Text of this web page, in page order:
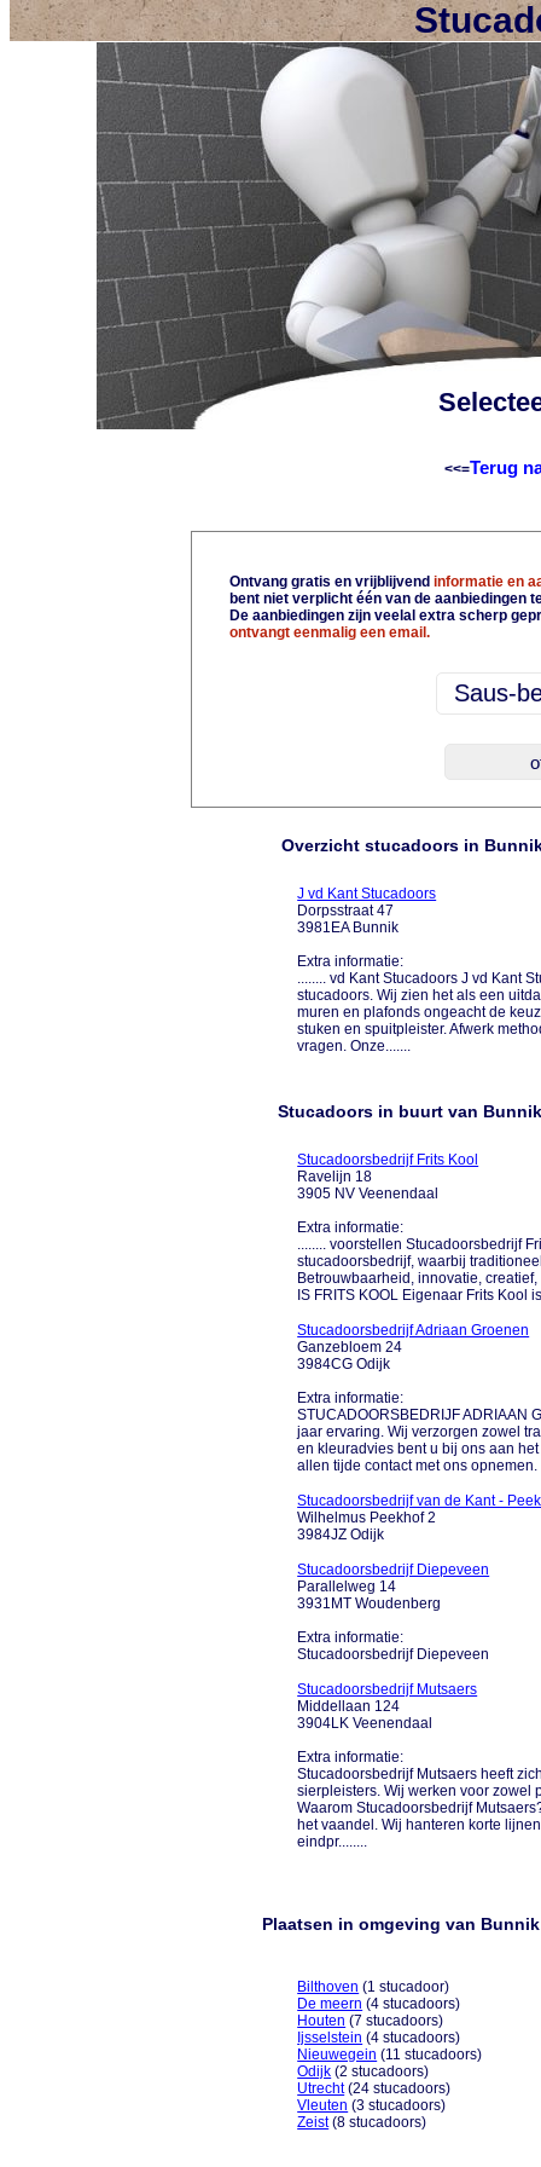
<<=Terug
Ontvang gratis en vrijblijvendinformatie en
bent niet verplicht één van de aanbiedingen
De aanbiedingen zijn veelal extra scherp
ontvangt eenmalig een email.
Overzicht stucadoors in
J vd Kant Stucadoors
Dorpsstraat 47
3981EA Bunnik
Extra informatie:
........ vd Kant Stucadoors J vd Kant
stucadoors. Wij zien het als een
muren en plafonds ongeacht de
stuken en spuitpleister. Afwerk
vragen. Onze.......
Stucadoors in buurt van
Stucadoorsbedrijf Frits Kool
Ravelijn 18
3905 NV Veenendaal
Extra informatie:
........ voorstellen Stucadoorsbedrijf
stucadoorsbedrijf, waarbij
Betrouwbaarheid, innovatie,
IS FRITS KOOL Eigenaar Frits Kool
Stucadoorsbedrijf Adriaan Groenen
Ganzebloem 24
3984CG Odijk
Extra informatie:
STUCADOORSBEDRIJF ADRIAAN
jaar ervaring. Wij verzorgen zowel
en kleuradvies bent u bij ons aan
allen tijde contact met ons opnemen.
Stucadoorsbedrijf van de Kant -
Wilhelmus Peekhof 2
3984JZ Odijk
Stucadoorsbedrijf Diepeveen
Parallelweg 14
3931MT Woudenberg
Extra informatie:
Stucadoorsbedrijf Diepeveen
Stucadoorsbedrijf Mutsaers
Middellaan 124
3904LK Veenendaal
Extra informatie:
Stucadoorsbedrijf Mutsaers heeft
sierpleisters. Wij werken voor zowel
Waarom Stucadoorsbedrijf
het vaandel. Wij hanteren korte
eindpr........
Plaatsen in omgeving van Bunnik
Bilthoven (1 stucadoor)
De meern (4 stucadoors)
Houten (7 stucadoors)
Ijsselstein (4 stucadoors)
Nieuwegein (11 stucadoors)
Odijk (2 stucadoors)
Utrecht(24 stucadoors)
Vleuten (3 stucadoors)
Zeist(8 stucadoors)